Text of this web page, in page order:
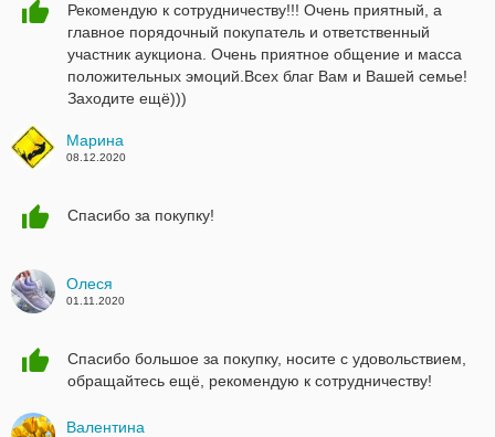
Рекомендую к сотрудничеству!!! Очень приятный, а
главное порядочный покупатель и ответственный
участник аукциона. Очень приятное общение и масса
положительных эмоций.Всех благ Вам и Вашей семье!
Заходите ещё)))
Марина
08.12.2020
Спасибо за покупку!
Олеся
01.11.2020
Спасибо большое за покупку, носите с удовольствием,
обращайтесь ещё, рекомендую к сотрудничеству!
Валентина